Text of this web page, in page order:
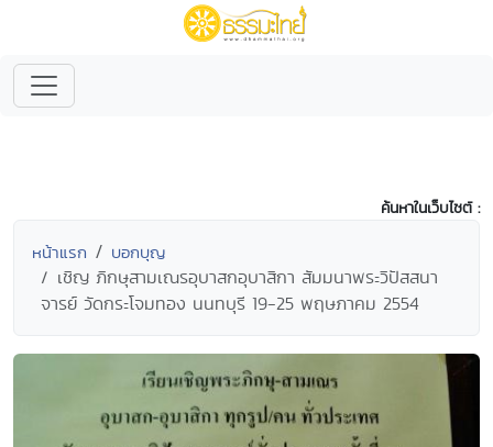
ค้นหาในเว็บไซต์ :
หน้าแรก บอกบุญ
เชิญ ภิกษุสามเณรอุบาสกอุบาสิกา สัมมนาพระวิปัสสนา
จารย์ วัดกระโจมทอง นนทบุรี 19-25 พฤษภาคม 2554